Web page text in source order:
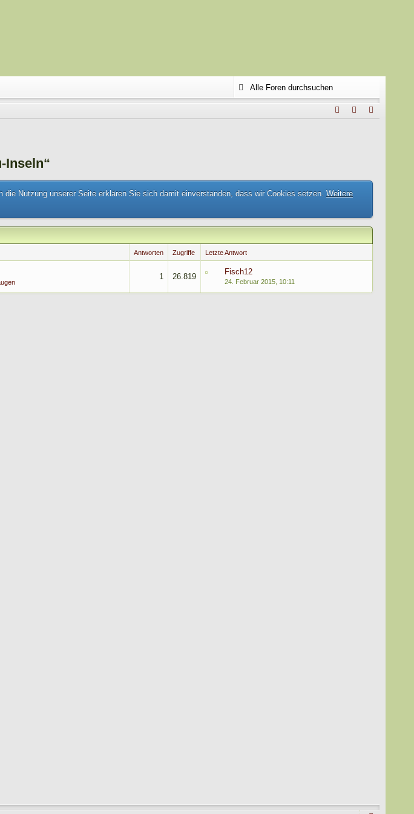
Inseln“
die Nutzung unserer Seite erklären Sie sich damit einverstanden, dass wir Cookies setzen.Weitere
Antworten Zugriffe Letzte Antwort
1 26.819
Fisch12
24. Februar 2015, 10:11